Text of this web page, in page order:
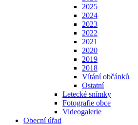
2025
2024
2023
2022
2021
2020
2019
2018
Vítání občánků
Ostatní
Letecké snímky
Fotografie obce
Videogalerie
Obecní úřad